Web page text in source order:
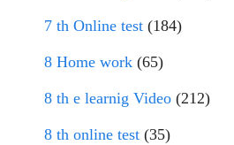
7 th Online test (184)
8 Home work (65)
8 th e learnig Video (212)
8 th online test (35)